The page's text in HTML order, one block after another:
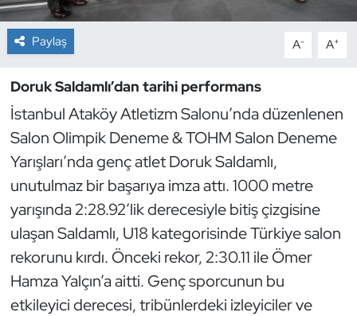
Paylaş A- A+
Doruk Saldamlı’dan tarihi performans
İstanbul Ataköy Atletizm Salonu’nda düzenlenen
Salon Olimpik Deneme & TOHM Salon Deneme
Yarışları’nda genç atlet Doruk Saldamlı,
unutulmaz bir başarıya imza attı. 1000 metre
yarışında 2:28.92’lik derecesiyle bitiş çizgisine
ulaşan Saldamlı, U18 kategorisinde Türkiye salon
rekorunu kırdı. Önceki rekor, 2:30.11 ile Ömer
Hamza Yalçın’a aitti. Genç sporcunun bu
etkileyici derecesi, tribünlerdeki izleyiciler ve
Dağcılık
Dans Sporları
Dövüş Sanatı
E-Spor
Eskrim
Futbol
Futsal
Genel